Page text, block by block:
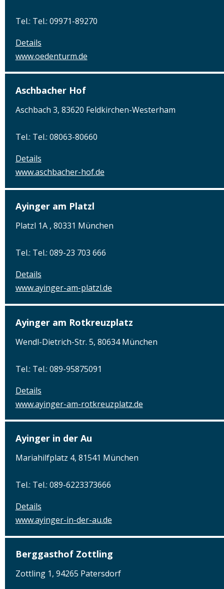
Tel.: Tel.: 09971-89270
Details
www.oedenturm.de
Aschbacher Hof
Aschbach 3, 83620 Feldkirchen-Westerham
Tel.: Tel.: 08063-80660
Details
www.aschbacher-hof.de
Ayinger am Platzl
Platzl 1A , 80331 München
Tel.: Tel.: 089-23 703 666
Details
www.ayinger-am-platzl.de
Ayinger am Rotkreuzplatz
Wendl-Dietrich-Str. 5, 80634 München
Tel.: Tel.: 089-95875091
Details
www.ayinger-am-rotkreuzplatz.de
Ayinger in der Au
Mariahilfplatz 4, 81541 München
Tel.: Tel.: 089-6223373666
Details
www.ayinger-in-der-au.de
Berggasthof Zottling
Zottling 1, 94265 Patersdorf